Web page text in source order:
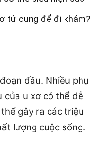
tử cung để đi khám?
đầu. Nhiều phụ
của u xơ có thể dễ
gây ra các triệu
lượng cuộc sống.